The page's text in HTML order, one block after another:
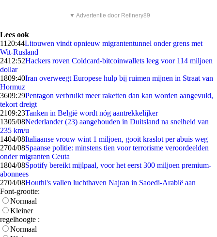
▼ Advertentie door Refinery89
Lees ook
11 20:44Litouwen vindt opnieuw migrantentunnel onder grens met
Wit-Rusland
2412:52Hackers roven Coldcard-bitcoinwallets leeg voor 114 miljoen
dollar
1809:40Iran overweegt Europese hulp bij ruimen mijnen in Straat van
Hormuz
3609:29Pentagon verbruikt meer raketten dan kan worden aangevuld,
tekort dreigt
2109:23Tanken in België wordt nóg aantrekkelijker
1305/08Nederlander (23) aangehouden in Duitsland na snelheid van
235 km/u
1404/08Italiaanse vrouw wint 1 miljoen, gooit kraslot per abuis weg
2704/08Spaanse politie: minstens tien voor terrorisme veroordeelden
onder migranten Ceuta
1804/08Spotify bereikt mijlpaal, voor het eerst 300 miljoen premium-
abonnees
2704/08Houthi's vallen luchthaven Najran in Saoedi-Arabië aan
Font-grootte:
Normaal
Kleiner
regelhoogte :
Normaal